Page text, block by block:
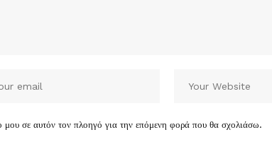
σε αυτόν τον πλοηγό για την επόμενη φορά που θα σχολιάσω.